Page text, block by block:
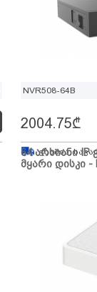
NVR508-64B
64 არხიანი IP
მყარი დისკი -
2004.75₾
გზაშია,